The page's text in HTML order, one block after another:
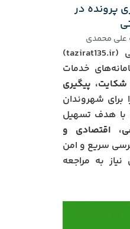
پرونده در
علی محمدی
سامانه ۱۳۵ تعزیرات حکومتی (tazirat135.ir)
خدمات
پیگیری
برای شهروندان
با هدف تسهیل
اقتصادی و
سریع و امن
به مراجعه